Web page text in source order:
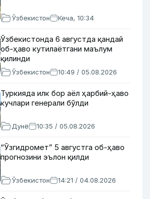
Ўзбекистон Кеча, 10:34
Ўзбекистонда 6 августда қандай
об-ҳаво кутилаётгани маълум
қилинди
Ўзбекистон 10:49 / 05.08.2026
Туркияда илк бор аёл ҳарбий-ҳаво
кучлари генерали бўлди
Дунё 10:35 / 05.08.2026
“Ўзгидромет” 5 августга об-ҳаво
прогнозини эълон қилди
Ўзбекистон 14:21 / 04.08.2026